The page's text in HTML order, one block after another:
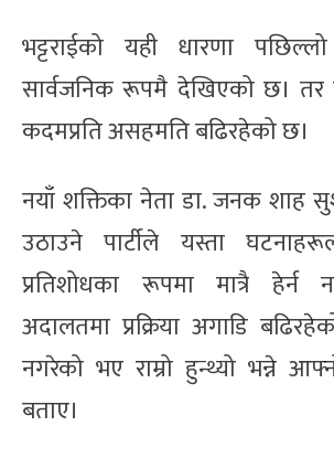
भट्टराईको यही धारणा पछिल्लो
सार्वजनिक रूपमै देखिएको छ। तर
कदमप्रति असहमति बढिरहेको छ।
नयाँ शक्तिका नेता डा. जनक शाह
उठाउने पार्टीले यस्ता
प्रतिशोधका रूपमा मात्रै हेर्न
अदालतमा प्रक्रिया अगाडि
नगरेको भए राम्रो हुन्थ्यो भन्ने
बताए।